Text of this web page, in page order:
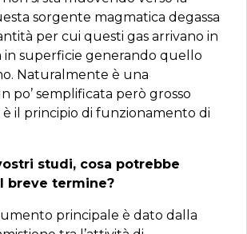
sorgente magmatica degassa
per cui questi gas arrivano in
superficie generando quello
Naturalmente è una
po’ semplificata però grosso
il principio di funzionamento di
studi, cosa potrebbe
breve termine?
principale è dato dalla